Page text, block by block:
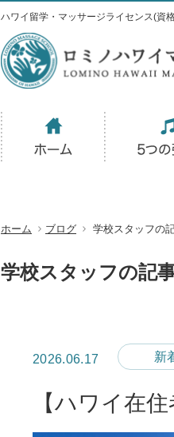
ハワイ留学・マッサージライセンス(資
ホーム ブログ 学校スタッフの
学校スタッフの記
2026.06.17 新
【ハワイ在